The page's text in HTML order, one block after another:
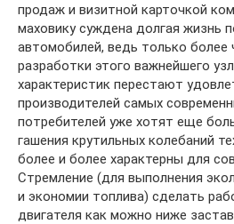
продаж и визитной карточкой
маховику суждена долгая жизнь
автомобилей, ведь только более
разработки этого важнейшего
характеристик перестают
производителей самых
потребителей уже хотят еще
гашения крутильных колебаний
более и более характерны для
Стремление (для выполнения
и экономии топлива) сделать
двигателя как можно ниже